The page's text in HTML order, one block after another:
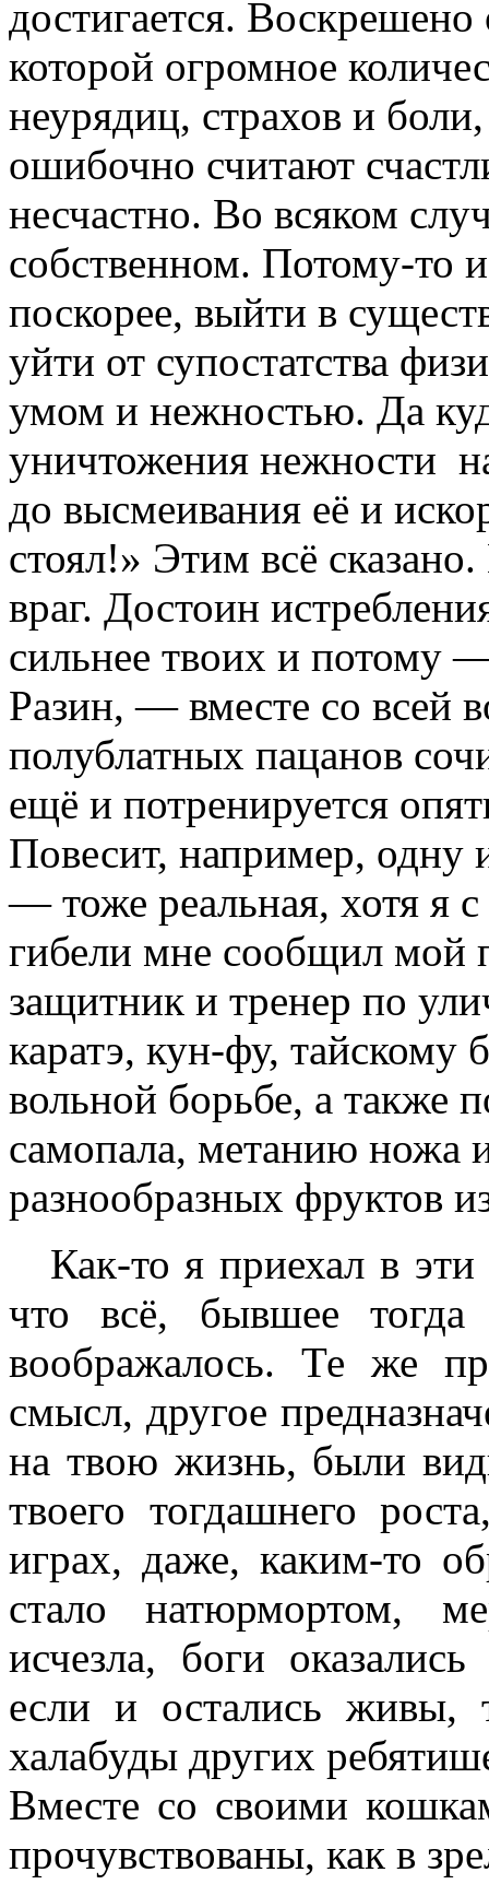
достигается.
которой огромное
неурядиц, страхов и
ошибочно считают
несчастно. Во всяком
собственном. Потому-то
поскорее, выйти в
уйти от супостатства
умом и нежностью. Да
уничтожения нежности
до высмеивания её и
стоял!» Этим всё
враг. Достоин
сильнее твоих и потому
Разин, — вместе со всей
полублатных пацанов
ещё и потренируется
Повесит, например, одну
— тоже реальная, хотя я
гибели мне сообщил мой
защитник и тренер по
каратэ, кун-фу, тайскому
вольной борьбе, а также
самопала, метанию ножа
разнообразных фруктов
Как-то я приехал в
что всё, бывшее тогда
воображалось. Те же
смысл, другое
на твою жизнь, были
твоего тогдашнего
играх, даже, каким-то
стало натюрмортом,
исчезла, боги
если и остались живы,
халабуды других
Вместе со своими
прочувствованы, как в